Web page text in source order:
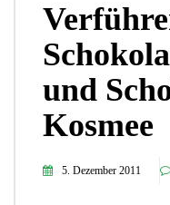
und
Kosmee
5. Dezember 2011